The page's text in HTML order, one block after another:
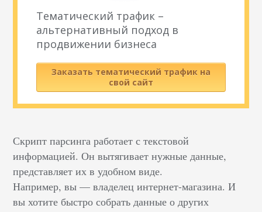
Тематический трафик –
альтернативный подход в
продвижении бизнеса
Заказать тематический трафик на
свой сайт
Скрипт парсинга работает с текстовой
информацией. Он вытягивает нужные данные,
представляет их в удобном виде.
Например, вы — владелец интернет-магазина. И
вы хотите быстро собрать данные о других